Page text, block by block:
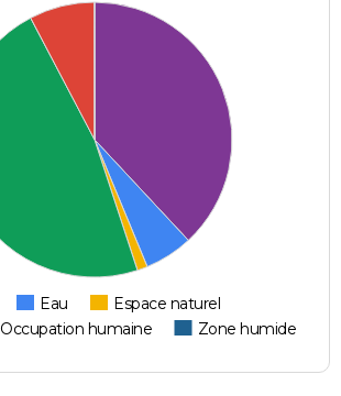
Eau
Espace naturel
Occupation humaine Zone humide